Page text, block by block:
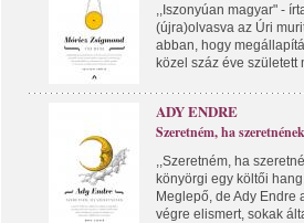
,,Iszonyúan magyar" -
(újra)olvasva az Úri
abban, hogy
közel száz éve született
ADY ENDRE
Szeretném, ha szeretnének
,,Szeretném, ha
könyörgi egy költői
Meglepő, de Ady Endre
végre elismert, sokak